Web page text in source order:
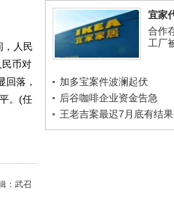
宜家
合作
工厂
加多宝案件波澜起伏
后谷咖啡企业资金告急
王老吉案最迟7月底有结果
人民
币对
回落，
。(任
：武召